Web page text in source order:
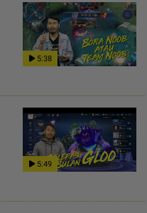
5:38
5:49